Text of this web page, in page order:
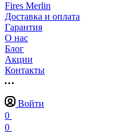
Fires Merlin
Доставка и оплата
Гарантия
О нас
Блог
Акции
Контакты
Войти
0
0